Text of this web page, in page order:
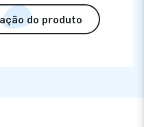
do produto